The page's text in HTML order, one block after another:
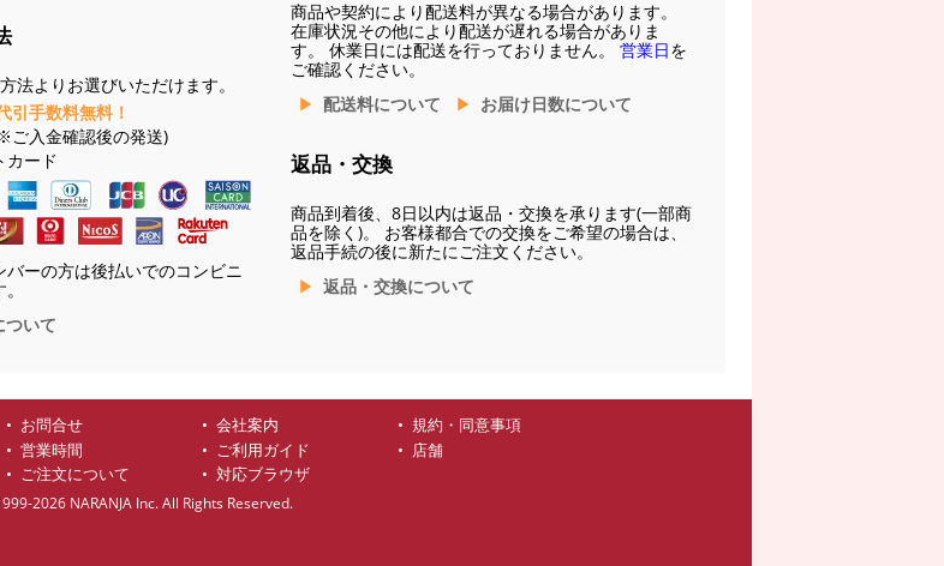
法よりお選びいただけます。
引手数料無料！
ご入金確認後の発送)
カード
バーの方は後払いでのコンビニ
ついて
商品や契約により配送料が異なる場合があります。
在庫状況その他により配送が遅れる場合がありま
す。 休業日には配送を行っておりません。 営業日を
ご確認ください。
配送料について
お届け日数について
返品・交換
商品到着後、8日以内は返品・交換を承ります(一部商
品を除く)。 お客様都合での交換をご希望の場合は、
返品手続の後に新たにご注文ください。
返品・交換について
お問合せ 会社案内
規約・同意事項
営業時間
ご利用ガイド
店舗
ご注文について
対応ブラウザ
2026 NARANJA Inc. All Rights Reserved.